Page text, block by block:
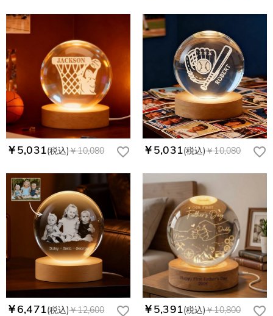
￥5,031(税込)￥10,080 ￥5,031(税込)￥10,080
￥6,471(税込)￥12,600 ￥5,391(税込)￥10,800